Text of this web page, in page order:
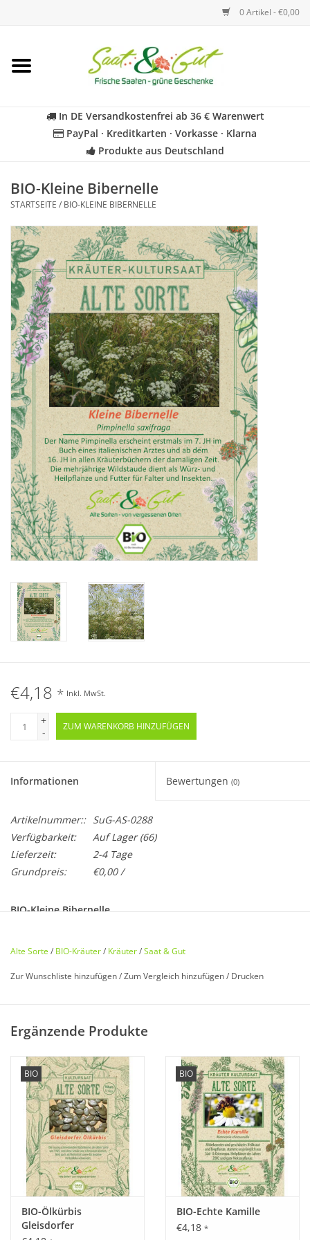
0 Artikel - €0,00
Startseite
Kräuter
Für Kinder
Geschenkideen
Katalog
In DE Versandkostenfrei ab 36 € Warenwert
PayPal · Kreditkarten · Vorkasse · Klarna
Produkte aus Deutschland
BIO-Kleine Bibernelle
STARTSEITE / BIO-KLEINE BIBERNELLE
€4,18 * Inkl. MwSt.
+
-
ZUM WARENKORB HINZUFÜGEN
Informationen Bewertungen (0)
Artikelnummer:: SuG-AS-0288
Verfügbarkeit:
Auf Lager(66)
Lieferzeit:
2-4 Tage
Grundpreis:
€0,00 /
BIO-Kleine Bibernelle
Historisches Saatgut von Saat & Gut
Entdecken Sie unserseltenes historisches Heilkrautwieder,
das fast in Vergessenheit geraten ist!
Auch Pimpinella oder Pfefferkraut genannt, erscheint sie
erstmals im 7. Jh. im Buch eines italienischen Arztes und ab
dem 16. Jh. in allen Kräuterbüchern der damaligen Zeit.
Die mehrjährige Wildstaude dient alsWürz- und Heilpflanze
und Futter fürFalter
Alte Sorte / BIO-Kräuter/ Kräuter/Saat & Gut
Zur Wunschliste hinzufügen/Zum Vergleich hinzufügen/ Drucken
Ergänzende Produkte
BIO
BIO-Ölkürbis
Gleisdorfer
BIO
BIO-Echte Kamille
€4,18 *